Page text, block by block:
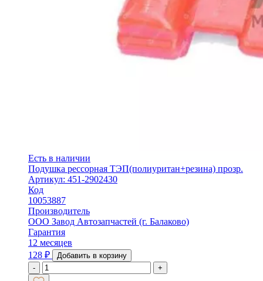
Есть в наличии
Подушка рессорная ТЭП(полиуритан+резина) прозр.
Артикул: 451-2902430
Код
10053887
Производитель
ООО Завод Автозапчастей (г. Балаково)
Гарантия
12 месяцев
128 ₽
Добавить в корзину
-
+